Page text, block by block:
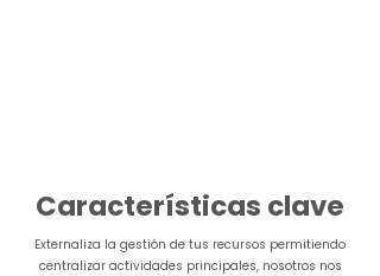
Características clave
Externaliza la gestión de tus recursos permitiendo
centralizar actividades principales, nosotros nos